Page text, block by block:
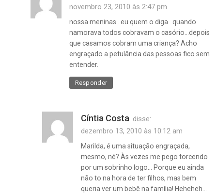
novembro 23, 2010 às 2:47 pm
nossa meninas…eu quem o diga…quando
namorava todos cobravam o casório…depois
que casamos cobram uma criança? Acho
engraçado a petulância das pessoas fico sem
entender.
Responder
Cíntia Costa disse:
dezembro 13, 2010 às 10:12 am
Marilda, é uma situação engraçada,
mesmo, né? Às vezes me pego torcendo
por um sobrinho logo… Porque eu ainda
não to na hora de ter filhos, mas bem
queria ver um bebê na família! Heheheh…